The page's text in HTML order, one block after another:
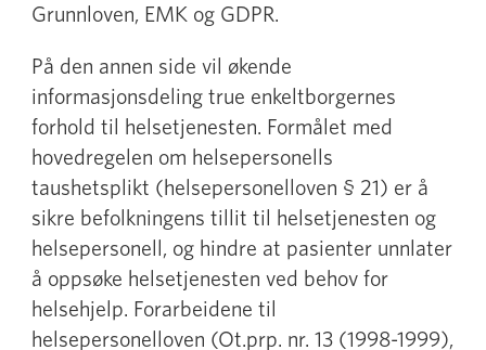
Grunnloven, EMK og GDPR.
På den annen side vil økende
informasjonsdeling true enkeltborgernes
forhold til helsetjenesten. Formålet med
hovedregelen om helsepersonells
taushetsplikt (helsepersonelloven § 21) er å
sikre befolkningens tillit til helsetjenesten og
helsepersonell, og hindre at pasienter unnlater
å oppsøke helsetjenesten ved behov for
helsehjelp. Forarbeidene til
helsepersonelloven (Ot.prp. nr. 13 (1998-1999),